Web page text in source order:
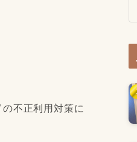
不正利用対策に